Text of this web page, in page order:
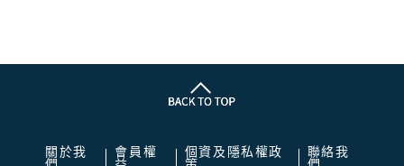
關於我
會員權
個資及隱私權政
聯絡我